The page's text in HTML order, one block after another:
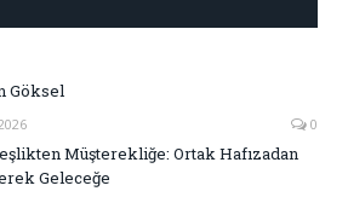
Göksel
0
Müşterekliğe: Ortak Hafızadan
Geleceğe